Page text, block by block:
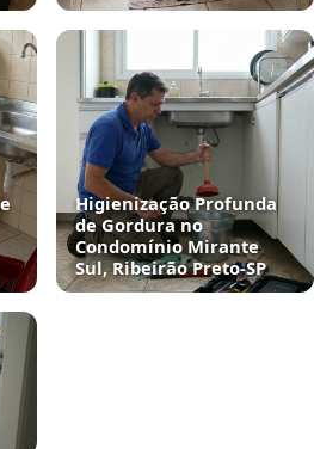
Higienização Profunda
de Gordura no
Condomínio Mirante
Sul, Ribeirão Preto‑SP